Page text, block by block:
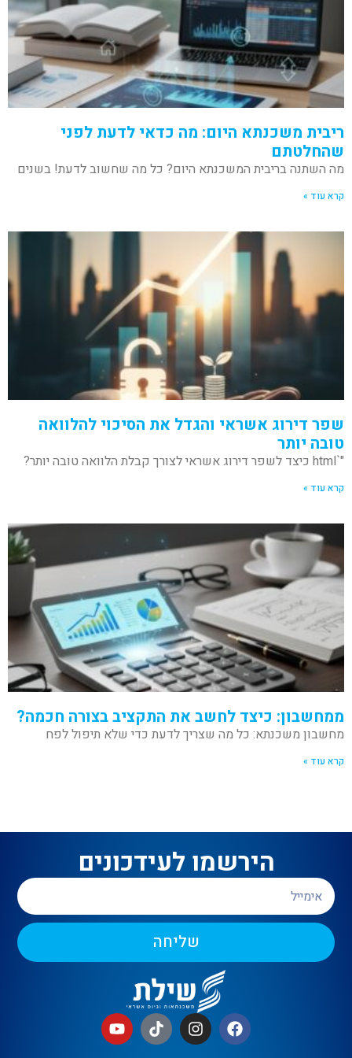
ריבית משכנתא היום: מה כדאי לדעת לפני
שהחלטתם
מה השתנה בריבית המשכנתא היום? כל מה שחשוב לדעת! בשנים
קרא עוד »
שפר דירוג אשראי והגדל את הסיכוי להלוואה
טובה יותר
"`html כיצד לשפר דירוג אשראי לצורך קבלת הלוואה טובה יותר?
קרא עוד »
ממחשבון: כיצד לחשב את התקציב בצורה חכמה?
מחשבון משכנתא: כל מה שצריך לדעת כדי שלא תיפול לפח
קרא עוד »
הירשמו לעידכונים
שליחה